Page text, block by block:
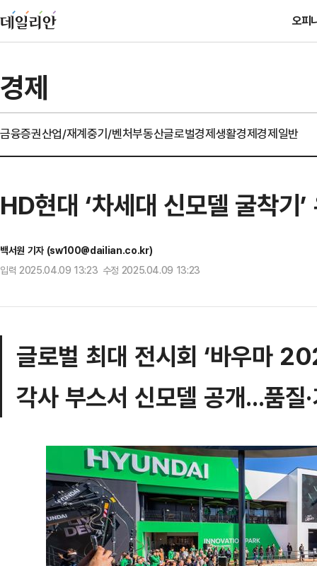
오피
경제
금융증권산업/재계중기/벤처부동산글로벌경제생활경제경제일반
HD현대 ‘차세대 신모델 굴착기
백서원 기자 (sw100@dailian.co.kr)
입력 2025.04.09 13:23 수정 2025.04.09 13:23
글로벌 최대 전시회 ‘바우마
각사 부스서 신모델 공개...품질